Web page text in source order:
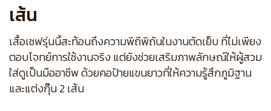
เส้น
เสื้อเชฟรุ่นนี้สะท้อนถึงความพิถีพิถันในงานตัดเย็บ ที่ไม่เพียง
ตอบโจทย์การใช้งานจริง แต่ยังช่วยเสริมภาพลักษณ์ให้ผู้สวม
ใส่ดูเป็นมืออาชีพ ด้วยคอป้ายแขนยาวที่ให้ความรู้สึกภูมิฐาน
และแต่งกุ๊น 2 เส้น